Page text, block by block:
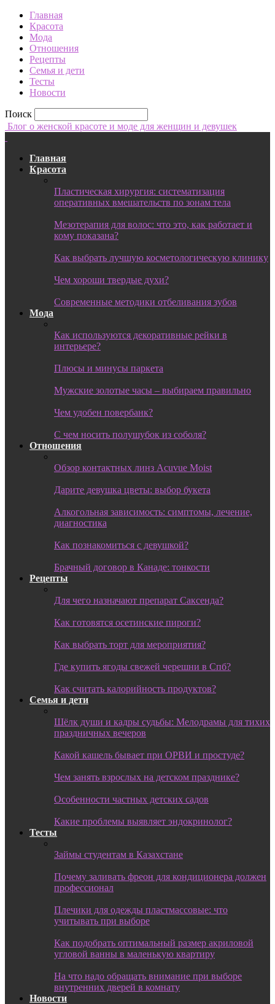
Главная
Красота
Мода
Отношения
Рецепты
Семья и дети
Тесты
Новости
Поиск
Блог о женской красоте и моде для женщин и девушек
Главная
Красота
Пластическая хирургия: систематизация
оперативных вмешательств по зонам тела
Мезотерапия для волос: что это, как работает и
кому показана?
Как выбрать лучшую косметологическую клинику
Чем хороши твердые духи?
Современные методики отбеливания зубов
Мода
Как используются декоративные рейки в
интерьере?
Плюсы и минусы паркета
Мужские золотые часы – выбираем правильно
Чем удобен повербанк?
С чем носить полушубок из соболя?
Отношения
Обзор контактных линз Acuvue Moist
Дарите девушка цветы: выбор букета
Алкогольная зависимость: симптомы, лечение,
диагностика
Как познакомиться с девушкой?
Брачный договор в Канаде: тонкости
Рецепты
Для чего назначают препарат Саксенда?
Как готовятся осетинские пироги?
Как выбрать торт для мероприятия?
Где купить ягоды свежей черешни в Спб?
Как считать калорийность продуктов?
Семья и дети
Шёлк души и кадры судьбы: Мелодрамы для тихих
праздничных вечеров
Какой кашель бывает при ОРВИ и простуде?
Чем занять взрослых на детском празднике?
Особенности частных детских садов
Какие проблемы выявляет эндокринолог?
Тесты
Займы студентам в Казахстане
Почему заливать фреон для кондиционера должен
профессионал
Плечики для одежды пластмассовые: что
учитывать при выборе
Как подобрать оптимальный размер акриловой
угловой ванны в маленькую квартиру
На что надо обращать внимание при выборе
внутренних дверей в комнату
Новости